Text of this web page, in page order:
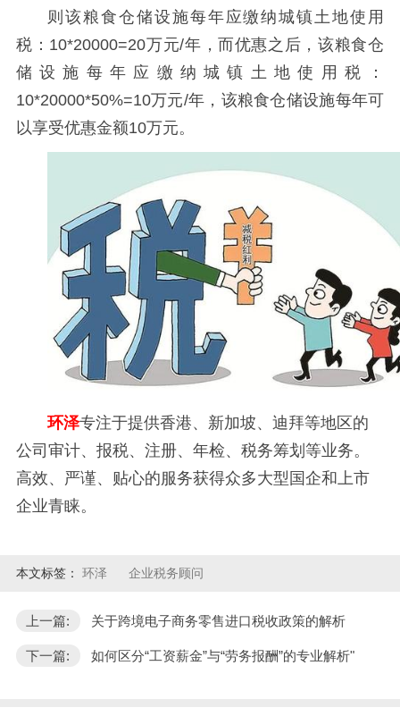
则该粮食仓储设施每年应缴纳城镇土地使用
税：10*20000=20万元/年，而优惠之后，该粮食仓
储设施每年应缴纳城镇土地使用税：
10*20000*50%=10万元/年，该粮食仓储设施每年可
以享受优惠金额10万元。
环泽专注于提供香港、新加坡、迪拜等地区的
公司审计、报税、注册、年检、税务筹划等业务。
高效、严谨、贴心的服务获得众多大型国企和上市
企业青睐。
本文标签： 环泽 企业税务顾问
上一篇: 关于跨境电子商务零售进口税收政策的解析
下一篇: 如何区分“工资薪金”与“劳务报酬”的专业解析"